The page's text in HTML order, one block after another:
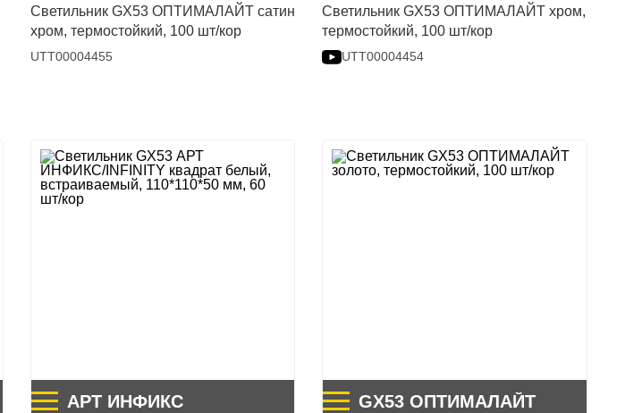
Светильник GX53 ОПТИМАЛАЙТ сатин
хром, термостойкий, 100 шт/кор
UTT00004455
Светильник GX53 ОПТИМАЛАЙТ хром,
термостойкий, 100 шт/кор
UTT00004454
АРТ ИНФИКС GX53 ОПТИМАЛАЙТ